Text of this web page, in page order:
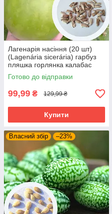
Лагенарія насіння (20 шт)
(Lagenária sicerária) гарбуз
пляшка горлянка калабас
огірок індійський кабачок
в'етнамський калебас
Готово до відправки
99,99 ₴ 129,99 ₴
Купити
Власний збір –23%